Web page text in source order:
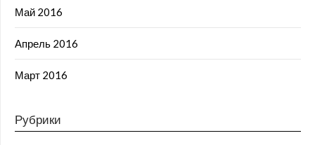
Май 2016
Апрель 2016
Март 2016
Рубрики